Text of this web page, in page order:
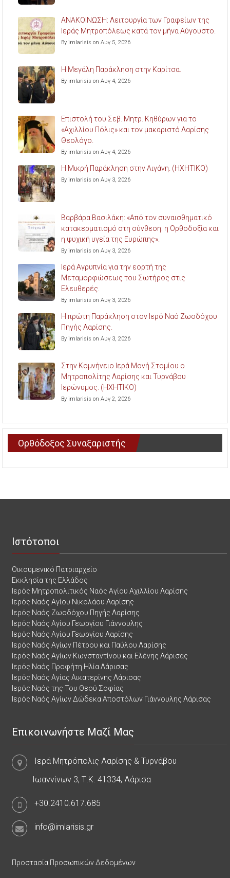
ΑΝΑΚΟΙΝΩΣΗ: Λειτουργία των Γραφείων της
Ιεράς Μητροπόλεως κατά τον μήνα Αύγουστο.
By imlarisis on Αυγ 5, 2026
Η Μεγάλη Παράκληση στην Καρίτσα.
By imlarisis on Αυγ 4, 2026
Επιστολή του Σεβ. Μητρ. Κηθύρων για το
«Αχιλλίου Πόλις» και τον μακαριστό Λαρίσης
Θεολόγο.
By imlarisis on Αυγ 4, 2026
Η Μικρή Παράκληση στην Αιγάνη. (ΗΧΗΤΙΚΟ)
By imlarisis on Αυγ 3, 2026
Βαρβάρα Βασιλάκη: «Από τον συναισθηματικό
κατακερματισμό στη σύνθεση: η Ορθοδοξία και
η ψυχική υγεία της Ευρώπης».
By imlarisis on Αυγ 3, 2026
Ιερά Αγρυπνία για την εορτή της
Μεταμορφώσεως του Σωτήρος στις
Ελευθερές.
By imlarisis on Αυγ 3, 2026
Η πρώτη Παράκληση στον Ιερό Ναό Ζωοδόχου
Πηγής Λαρίσης.
By imlarisis on Αυγ 3, 2026
Στην Κομνήνειο Ιερά Μονή Στομίου ο
Μητροπολίτης Λαρίσης και Τυρνάβου
Ιερώνυμος. (ΗΧΗΤΙΚΟ)
By imlarisis on Αυγ 2, 2026
Ορθόδοξος Συναξαριστής
Ιστότοποι
Οικουμενικό Πατριαρχείο
Εκκλησία της Ελλάδος
Ιερός Μητροπολιτικός Ναός Αγίου Αχιλλίου Λαρίσης
Ιερός Ναός Αγίου Νικολάου Λαρίσης
Ιερός Ναός Ζωοδόχου Πηγής Λαρίσης
Ιερός Ναός Αγίου Γεωργίου Γιάννουλης
Ιερός Ναός Αγίου Γεωργίου Λαρίσης
Ιερός Ναός Αγίων Πέτρου και Παύλου Λαρίσης
Ιερός Ναός Αγίων Κωνσταντίνου και Ελένης Λάρισας
Ιερός Ναός Προφήτη Ηλία Λάρισας
Ιερός Ναός Αγίας Αικατερίνης Λάρισας
Ιερός Ναός της Του Θεού Σοφίας
Ιερός Ναός Αγίων Δώδεκα Αποστόλων Γιάννουλης Λάρισας
Επικοινωνήστε Μαζί Μας
Ιερά Μητρόπολις Λαρίσης & Τυρνάβου
Ιωαννίνων 3, Τ.Κ. 41334, Λάρισα
+30.2410.617.685
info@imlarisis.gr
Προστασία Προσωπικών Δεδομένων